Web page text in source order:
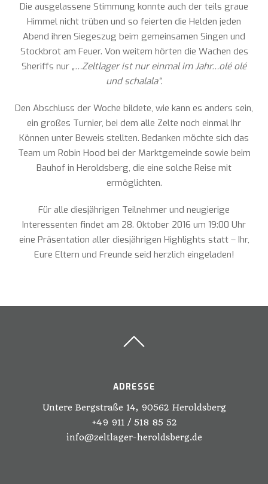
Die ausgelassene Stimmung konnte auch der teils graue
Himmel nicht trüben und so feierten die Helden jeden
Abend ihren Siegeszug beim gemeinsamen Singen und
Stockbrot am Feuer. Von weitem hörten die Wachen des
Sheriffs nur „…Zeltlager ist nur einmal im Jahr…olé olé
und schalala“.
Den Abschluss der Woche bildete, wie kann es anders sein,
ein großes Turnier, bei dem alle Zelte noch einmal Ihr
Können unter Beweis stellten. Bedanken möchte sich das
Team um Robin Hood bei der Marktgemeinde sowie beim
Bauhof in Heroldsberg, die eine solche Reise mit
ermöglichten.
Für alle diesjährigen Teilnehmer und neugierige
Interessenten findet am 28. Oktober 2016 um 19:00 Uhr
eine Präsentation aller diesjährigen Highlights statt – Ihr,
Eure Eltern und Freunde seid herzlich eingeladen!
ADRESSE
Untere Bergstraße 14, 90562 Heroldsberg
+49 911 / 518 85 52
info@zeltlager-heroldsberg.de